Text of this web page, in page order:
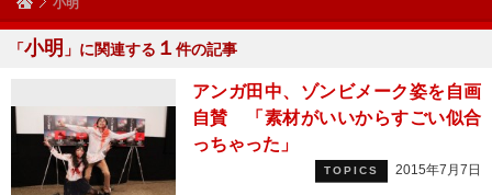
小明
「小明 」に関連する １ 件の記事
アンガ田中、ゾンビメーク姿を自画
自賛 「素材がいいからすごい似合
っちゃった」
TOPICS 2015年7月7日